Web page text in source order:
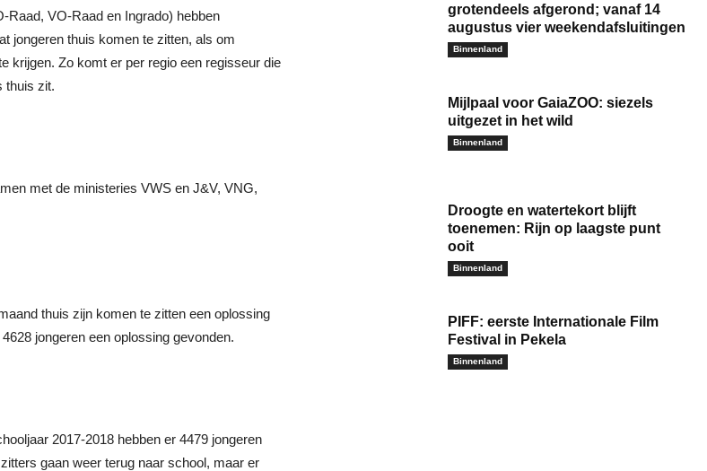
Raad, VO-Raad en Ingrado) hebben
jongeren thuis komen te zitten, als om
krijgen. Zo komt er per regio een regisseur die
thuis zit.
met de ministeries VWS en J&V, VNG,
thuis zijn komen te zitten een oplossing
jongeren een oplossing gevonden.
2017-2018 hebben er 4479 jongeren
gaan weer terug naar school, maar er
grotendeels afgerond; vanaf 14
augustus vier weekendafsluitingen
Binnenland
Mijlpaal voor GaiaZOO: siezels
uitgezet in het wild
Binnenland
Droogte en watertekort blijft
toenemen: Rijn op laagste punt
ooit
Binnenland
PIFF: eerste Internationale Film
Festival in Pekela
Binnenland